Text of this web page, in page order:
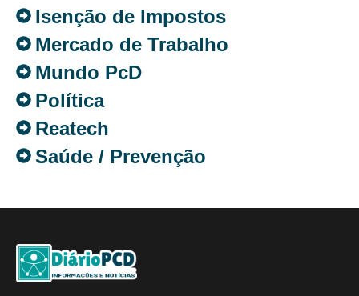
Isenção de Impostos
Mercado de Trabalho
Mundo PcD
Política
Reatech
Saúde / Prevenção